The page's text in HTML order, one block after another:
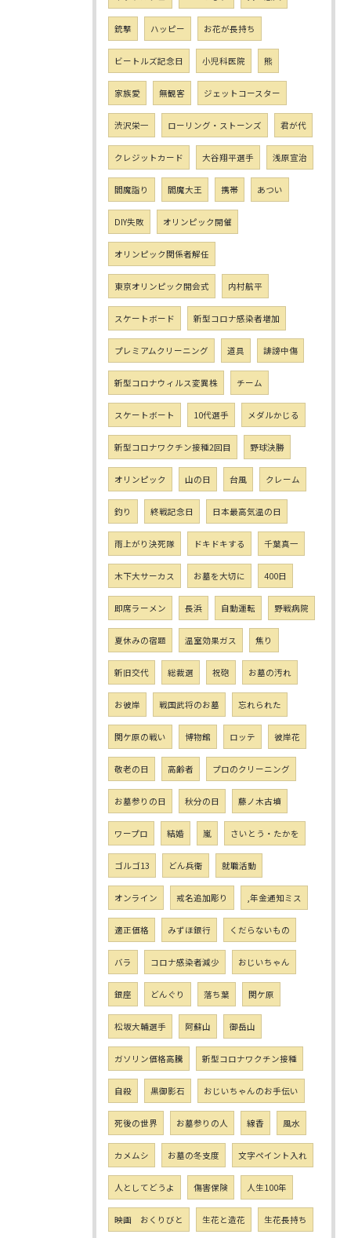
銃撃 ハッピー お花が長持ち
ビートルズ記念日 小児科医院 熊
家族愛 無観客 ジェットコースター
渋沢栄一 ローリング・ストーンズ 君が代
クレジットカード 大谷翔平選手 浅原宣治
閻魔詣り 閻魔大王 携帯 あつい
DIY失敗 オリンピック開催
オリンピック関係者解任
東京オリンピック開会式 内村航平
スケートボード 新型コロナ感染者増加
プレミアムクリーニング 道具 誹謗中傷
新型コロナウィルス変異株 チーム
スケートボート 10代選手 メダルかじる
新型コロナワクチン接種2回目 野球決勝
オリンピック 山の日 台風 クレーム
釣り 終戦記念日 日本最高気温の日
雨上がり決死隊 ドキドキする 千葉真一
木下大サーカス お墓を大切に 400日
即席ラーメン 長浜 自動運転 野戦病院
夏休みの宿題 温室効果ガス 焦り
新旧交代 総裁選 祝砲 お墓の汚れ
お彼岸 戦国武将のお墓 忘れられた
関ケ原の戦い 博物館 ロッテ 彼岸花
敬老の日 高齢者 プロのクリーニング
お墓参りの日 秋分の日 藤ノ木古墳
ワープロ 結婚 嵐 さいとう・たかを
ゴルゴ13 どん兵衛 就職活動
オンライン 戒名追加彫り ,年金通知ミス
適正価格 みずほ銀行 くだらないもの
バラ コロナ感染者減少 おじいちゃん
銀座 どんぐり 落ち葉 関ケ原
松坂大輔選手 阿蘇山 御岳山
ガソリン価格高騰 新型コロナワクチン接種
自殺 黒御影石 おじいちゃんのお手伝い
死後の世界 お墓参りの人 線香 風水
カメムシ お墓の冬支度 文字ペイント入れ
人としてどうよ 傷害保険 人生100年
映画 おくりびと 生花と造花 生花長持ち